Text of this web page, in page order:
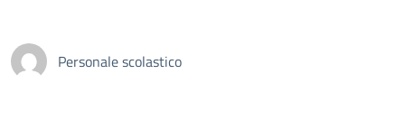
Personale scolastico